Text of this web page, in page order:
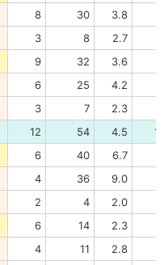
8 30 3.8
3 8 2.7
9 32 3.6
6 25 4.2
3 7 2.3
12 54 4.5
6 40 6.7
4 36 9.0
2 4 2.0
6 14 2.3
4 11 2.8